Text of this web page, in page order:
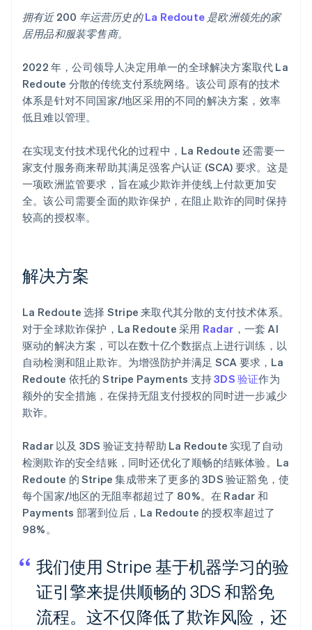
拥有近 200 年运营历史的La Redoute 是欧洲领先的家
居用品和服装零售商。
2022 年，公司领导人决定用单一的全球解决方案取代 La
Redoute 分散的传统支付系统网络。该公司原有的技术
体系是针对不同国家/地区采用的不同的解决方案，效率
低且难以管理。
在实现支付技术现代化的过程中，La Redoute 还需要一
家支付服务商来帮助其满足强客户认证 (SCA) 要求。这是
一项欧洲监管要求，旨在减少欺诈并使线上付款更加安
全。该公司需要全面的欺诈保护，在阻止欺诈的同时保持
较高的授权率。
解决方案
La Redoute 选择 Stripe 来取代其分散的支付技术体系。
对于全球欺诈保护，La Redoute 采用 Radar ，一套 AI
驱动的解决方案，可以在数十亿个数据点上进行训练，以
自动检测和阻止欺诈。为增强防护并满足 SCA 要求，La
Redoute 依托的 Stripe Payments 支持3DS 验证作为
额外的安全措施，在保持无阻支付授权的同时进一步减少
欺诈。
Radar 以及 3DS 验证支持帮助 La Redoute 实现了自动
检测欺诈的安全结账，同时还优化了顺畅的结账体验。La
Redoute 的 Stripe 集成带来了更多的 3DS 验证豁免，使
每个国家/地区的无阻率都超过了 80%。在 Radar 和
Payments 部署到位后，La Redoute 的授权率超过了
98%。
我们使用 Stripe 基于机器学习的验
证引擎来提供顺畅的 3DS 和豁免
流程。这不仅降低了欺诈风险，还